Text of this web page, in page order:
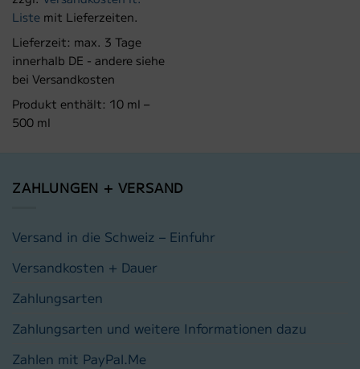
Listemit Lieferzeiten.
Lieferzeit: max. 3 Tage
innerhalb DE - andere siehe
bei Versandkosten
Produkt enthält: 10 ml –
500 ml
ZAHLUNGEN + VERSAND
Versand in die Schweiz – Einfuhr
Versandkosten + Dauer
Zahlungsarten
Zahlungsarten und weitere Informationen dazu
Zahlen mit PayPal.Me